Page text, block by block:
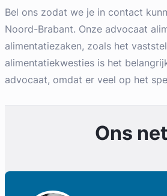
Bel ons zodat we je in contact
Noord-Brabant. Onze advocaat
alimentatiezaken, zoals het
alimentatiekwesties is het
advocaat, omdat er veel op het
Ons